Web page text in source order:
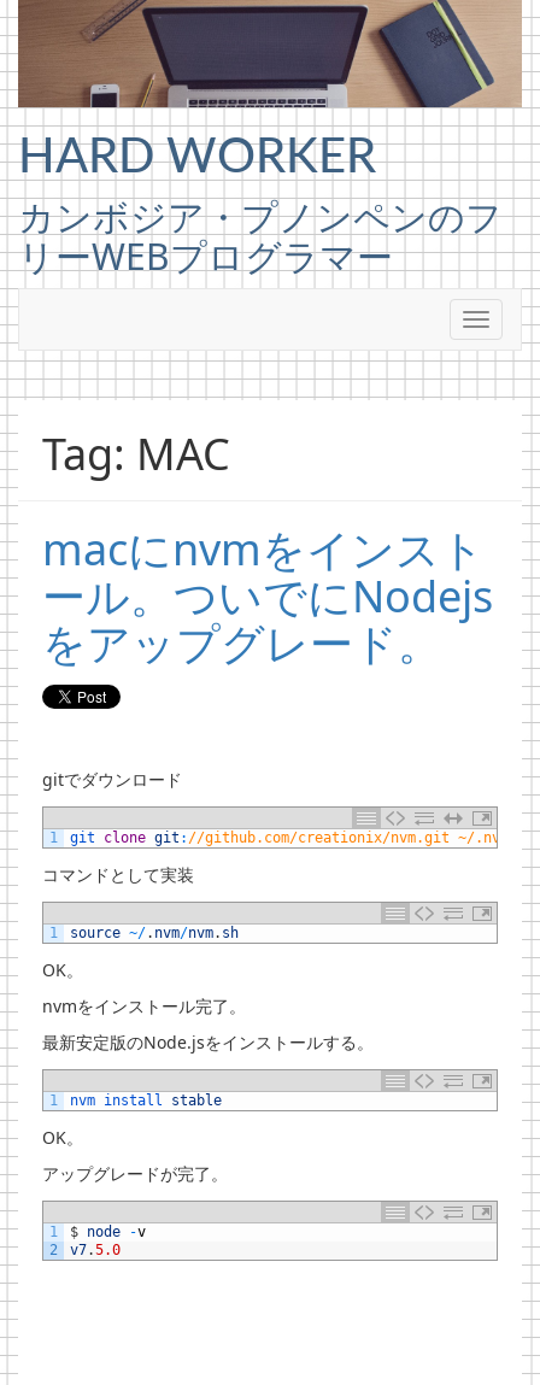
Skip to content
HARD WORKER
カンボジア・プノンペンのフ
リーWEBプログラマー
Tag: MAC
macにnvmをインスト
ール。ついでにNodejs
をアップグレード。
gitでダウンロード
1 git clone git : //github.com/creationix/nvm.git ~/.nvm
コマンドとして実装
1 source ~/. nvm/nvm. sh
OK。
nvmをインストール完了。
最新安定版のNode.jsをインストールする。
1 nvm install stable
OK。
アップグレードが完了。
1
2
$ node -v
v7.5.0